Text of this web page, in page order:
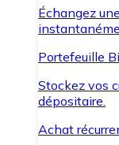
Échangez
Portefeuille
Stockez vos
dépositaire.
Achat